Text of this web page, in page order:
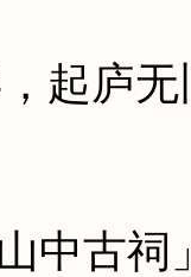
庐无
古祠